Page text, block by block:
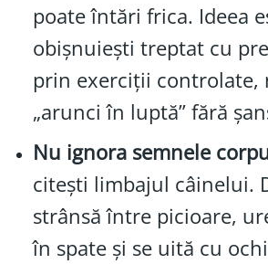
poate întări frica. Ideea
obișnuiești treptat cu
prin exerciții controlate,
„arunci în luptă” fără
Nu ignora semnele
citești limbajul câinelui.
strânsă între picioare,
în spate și se uită cu